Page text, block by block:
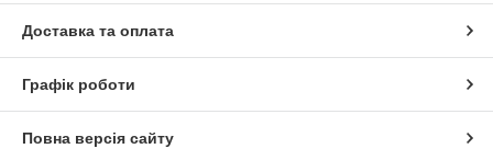
Доставка та оплата
Графік роботи
Повна версія сайту